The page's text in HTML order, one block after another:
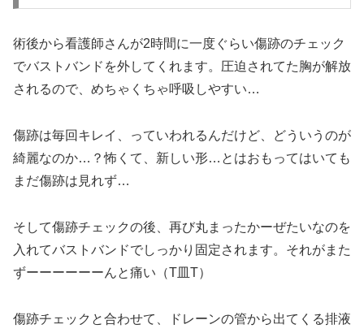
術後から看護師さんが2時間に一度ぐらい傷跡のチェック
でバストバンドを外してくれます。圧迫されてた胸が解放
されるので、めちゃくちゃ呼吸しやすい…
傷跡は毎回キレイ、っていわれるんだけど、どういうのが
綺麗なのか…？怖くて、新しい形…とはおもってはいても
まだ傷跡は見れず…
そして傷跡チェックの後、再び丸まったかーぜたいなのを
入れてバストバンドでしっかり固定されます。それがまた
ずーーーーーーんと痛い（T皿T）
傷跡チェックと合わせて、ドレーンの管から出てくる排液